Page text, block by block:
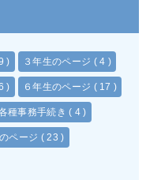
) ３年生のページ ( 4 )
) ６年生のページ ( 17 )
種事務手続き( 4 )
ページ ( 23 )